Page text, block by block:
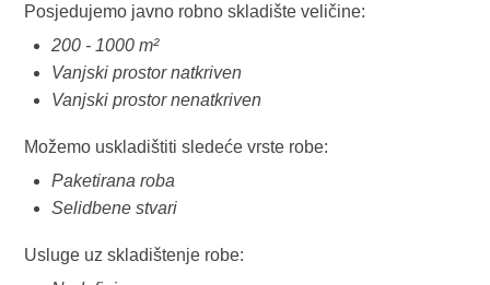
Posjedujemo javno robno skladište veličine:
200 - 1000 m²
Vanjski prostor natkriven
Vanjski prostor nenatkriven
Možemo uskladištiti sledeće vrste robe:
Paketirana roba
Selidbene stvari
Usluge uz skladištenje robe: